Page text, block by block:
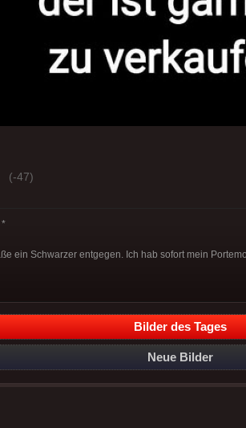
(-47)
ein Schwarzer entgegen. Ich hab sofort mein
Bilder des Tages
Neue Bilder